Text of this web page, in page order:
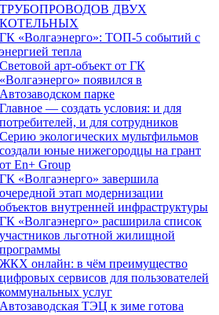
ТРУБОПРОВОДОВ ДВУХ
КОТЕЛЬНЫХ
ГК «Волгаэнерго»: ТОП-5 событий с
энергией тепла
Световой арт-объект от ГК
«Волгаэнерго» появился в
Автозаводском парке
Главное — создать условия: и для
потребителей, и для сотрудников
Серию экологических мультфильмов
создали юные нижегородцы на грант
от En+ Group
ГК «Волгаэнерго» завершила
очередной этап модернизации
объектов внутренней инфраструктуры
ГК «Волгаэнерго» расширила список
участников льготной жилищной
программы
ЖКХ онлайн: в чём преимущество
цифровых сервисов для пользователей
коммунальных услуг
Автозаводская ТЭЦ к зиме готова